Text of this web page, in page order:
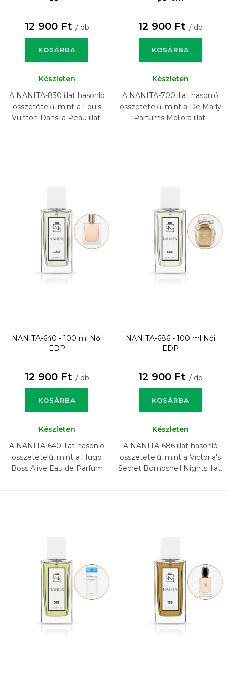
12 900 Ft / db
KOSÁRBA
Készleten
A NANITA-830 illat hasonló
összetételű, mint a Louis
Vuitton Dans la Peau illat.
12 900 Ft / db
KOSÁRBA
Készleten
A NANITA-700 illat hasonló
összetételű, mint a De Marly
Parfums Meliora illat.
NANITA-640 - 100 ml
Női
EDP
12 900 Ft / db
KOSÁRBA
Készleten
A NANITA-640 illat hasonló
összetételű, mint a Hugo
Boss Alive Eau de Parfum
NANITA-686 - 100 ml
Női
EDP
12 900 Ft / db
KOSÁRBA
Készleten
A NANITA-686 illat hasonló
összetételű, mint a Victoria's
Secret Bombshell Nights illat.